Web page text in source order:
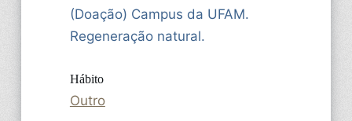
(Doação) Campus da UFAM.
Regeneração natural.
Hábito
Outro